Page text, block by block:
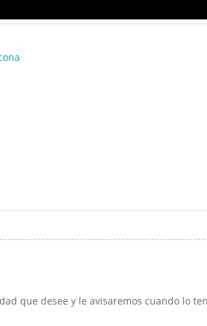
que desee y le avisaremos cuando lo